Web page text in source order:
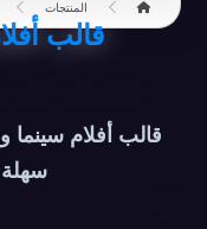
المنتجات
قالب
قالب أفلام
سهلة